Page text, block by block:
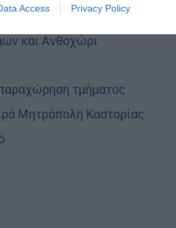
Access Privacy Policy
του Σωτήρος σε
και Ανθοχώρι
τμήματος
Μητρόπολη Καστορίας